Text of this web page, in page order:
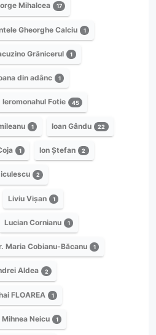
Mihalcea 17
Gheorghe Calciu 1
Grănicerul 1
din adânc 1
Ieromonahul Fotie 45
1 Ioan Gându 22
1 Ion Ștefan 2
2
Liviu Vișan 1
Lucian Cornianu 1
Maria Cobianu-Băcanu 1
Aldea 2
FLOAREA 1
Mihnea Neicu 1